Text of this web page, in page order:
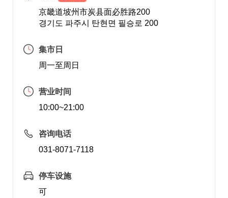
京畿道坡州市炭县面必胜路200
경기도 파주시 탄현면 필승로 200
集市日
周一至周日
营业时间
10:00~21:00
咨询电话
031-8071-7118
停车设施
可